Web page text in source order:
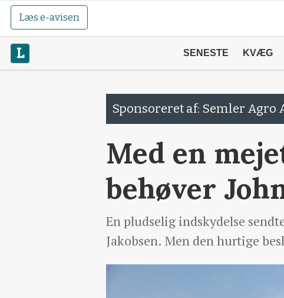
Læs e-avisen
SENESTE KVÆG
Sponsoreret af: Semler Agro
Med en
behøver
En pludselig indskydelse
Jakobsen. Men den hurtige